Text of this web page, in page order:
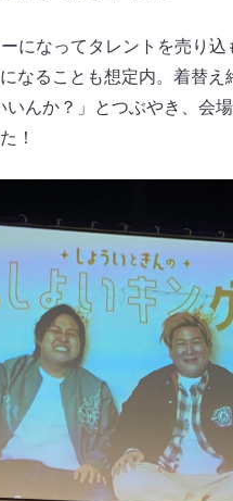
になってタレントを売り
なることも想定内。着替
いんか？」とつぶやき、会
！